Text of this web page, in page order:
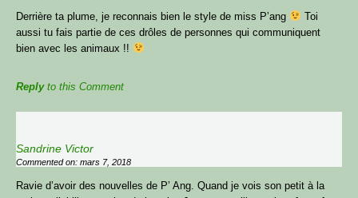
Derrière ta plume, je reconnais bien le style de miss P’ang
Toi
aussi tu fais partie de ces drôles de personnes qui communiquent
bien avec les animaux !!
Replyto this Comment
Sandrine Victor
Commented on: mars 7, 2018
Ravie d’avoir des nouvelles de P’ Ang. Quand je vois son petit à la